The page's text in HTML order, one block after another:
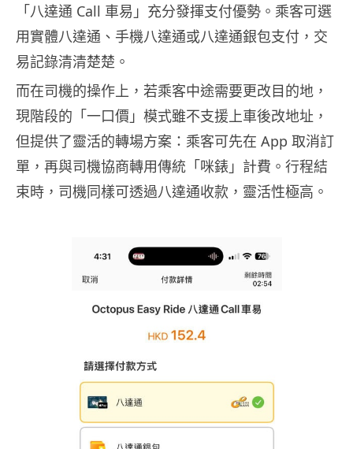
「八達通 Call 車易」充分發揮支付優勢。乘客可選
用實體八達通、手機八達通或八達通銀包支付，交
易記錄清清楚楚。
而在司機的操作上，若乘客中途需要更改目的地，
現階段的「一口價」模式雖不支援上車後改地址，
但提供了靈活的轉場方案：乘客可先在 App 取消訂
單，再與司機協商轉用傳統「咪錶」計費。行程結
束時，司機同樣可透過八達通收款，靈活性極高。